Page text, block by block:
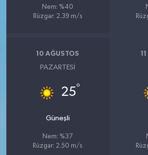
Nem: %40
Rüzgar: 2.39 m/s
10 AĞUSTOS
PAZARTESI
25°
Güneşli
Nem: %37
Rüzgar: 2.50 m/s